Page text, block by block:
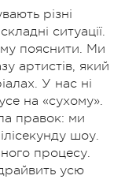
різні
ситуації.
пояснити. Ми
артистів, який
У нас ні
на «сухому».
правок: ми
шоу.
процесу.
усю